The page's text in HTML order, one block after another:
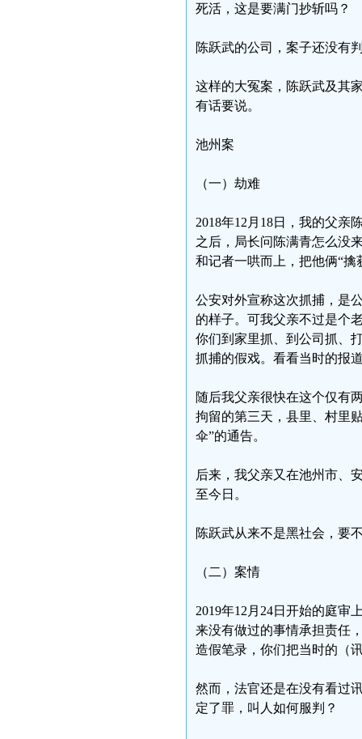
死活，这是要满门抄斩吗？
陈跃武的公司，案子还没有
这样的大冤案，陈跃武及其
有话要说。
池州案
（一）劫难
2018年12月18日，我的父亲
之后，局长问陈满青怎么没
和记者一哄而上，把他俩“擒
公安对外宣称这次抓捕，是
的样子。可我父亲不过是个
你们到家里抓、到公司抓、
抓捕的假戏。看看当时的报
随后我父亲很快在这个仅有
拘留的第三天，县里、村里
伞”的通告。
后来，我父亲又在池州市、
至今日。
陈跃武从来不是黑社会，要
（二）案情
2019年12月24日开始的庭审
来没有做过的事情承担责任
造假笔录，你们把当时的（
然而，法官还是在没有看过
定了罪，叫人如何服判？